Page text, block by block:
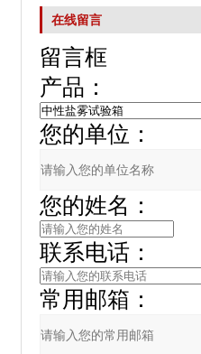
在线留言
留言框
产品：
您的单位：
您的姓名：
联系电话：
常用邮箱：